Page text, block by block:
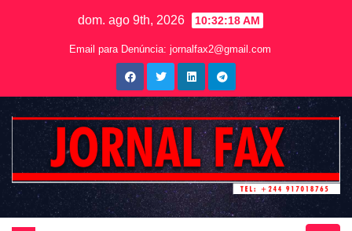
dom. ago 9th, 2026 10:32:20 AM
Email para Denúncia: jornalfax2@gmail.com